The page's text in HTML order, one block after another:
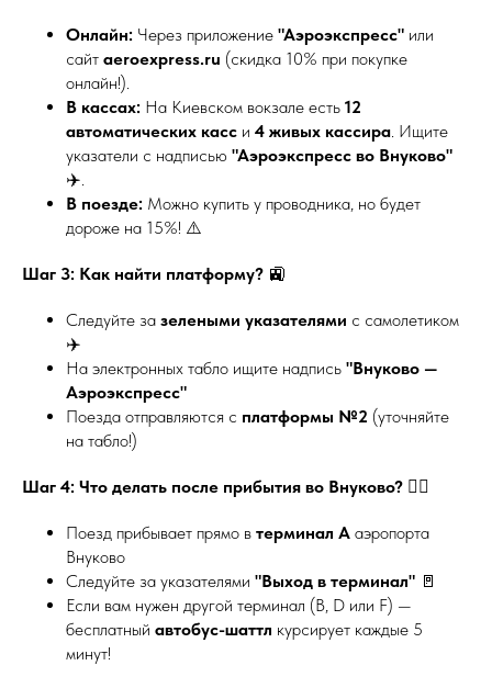
Онлайн: Через приложение "Аэроэкспресс" или
сайт aeroexpress.ru (скидка 10% при покупке
онлайн!).
В кассах: На Киевском вокзале есть 12
автоматических касс и 4 живых кассира. Ищите
указатели с надписью "Аэроэкспресс во Внуково"
✈️.
В поезде: Можно купить у проводника, но будет
дороже на 15%! ⚠️
Шаг 3: Как найти платформу? 🚉
Следуйте за зелеными указателями с самолетиком
✈️
На электронных табло ищите надпись "Внуково —
Аэроэкспресс"
Поезда отправляются с платформы №2 (уточняйте
на табло!)
Шаг 4: Что делать после прибытия во Внуково? 🏃‍♀️
Поезд прибывает прямо в терминал А аэропорта
Внуково
Следуйте за указателями "Выход в терминал" 🚪
Если вам нужен другой терминал (В, D или F) —
бесплатный автобус-шаттл курсирует каждые 5
минут!